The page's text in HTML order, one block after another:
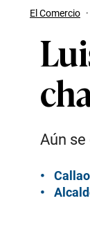
El Comercio ·
Aún